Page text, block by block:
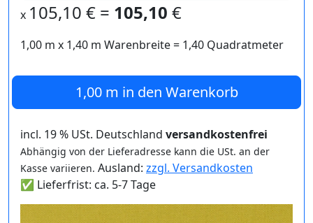
x 105,10 € = 105,10 €
1,00 m x 1,40 m Warenbreite = 1,40 Quadratmeter
1,00 m in den Warenkorb
incl. 19 % USt. Deutschland versandkostenfrei
Abhängig von der Lieferadresse kann die USt. an der
Kasse variieren. Ausland: zzgl. Versandkosten
✅ Lieferfrist: ca. 5-7 Tage